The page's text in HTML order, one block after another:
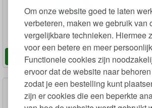
Om onze website goed te laten
verbeteren, maken we gebruik van
vergelijkbare technieken. Hiermee
voor een betere en meer
Functionele cookies zijn
ervoor dat de website naar
zodat je een bestelling kunt
zijn er cookies die een beperkte
Kaart met Biologisch
Afbreekbare Confetti met
Bloemzaadjes
€4,
Kaart